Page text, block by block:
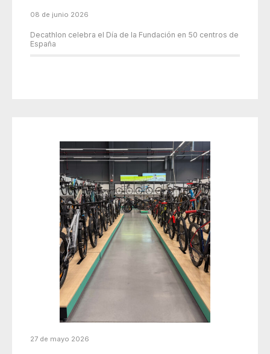
08 de junio 2026
Decathlon celebra el Día de la Fundación en 50 centros de
España
27 de mayo 2026